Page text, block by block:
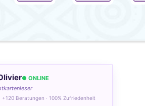
● ONLINE
· +120 Beratungen · 100% Zufriedenheit